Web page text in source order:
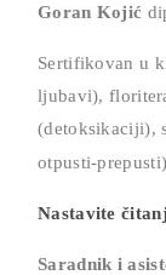
Goran Kojić
Sertifikovan u
ljubavi),
(detoksikaciji),
otpusti-
Nastavite
Saradnik i